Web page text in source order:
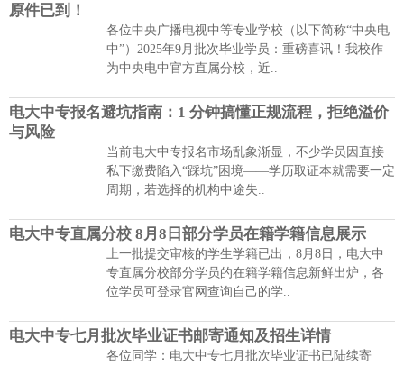
原件已到！
各位中央广播电视中等专业学校（以下简称“中央电
中”）2025年9月批次毕业学员：重磅喜讯！我校作
为中央电中官方直属分校，近..
电大中专报名避坑指南：1 分钟搞懂正规流程，拒绝溢价
与风险
当前电大中专报名市场乱象渐显，不少学员因直接
私下缴费陷入“踩坑”困境——学历取证本就需要一定
周期，若选择的机构中途失..
电大中专直属分校 8月8日部分学员在籍学籍信息展示
上一批提交审核的学生学籍已出，8月8日，电大中
专直属分校部分学员的在籍学籍信息新鲜出炉，各
位学员可登录官网查询自己的学..
电大中专七月批次毕业证书邮寄通知及招生详情
各位同学：电大中专七月批次毕业证书已陆续寄